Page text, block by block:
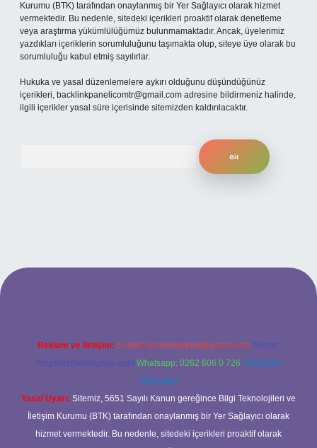
Kurumu (BTK) tarafından onaylanmış bir Yer Sağlayıcı olarak hizmet
vermektedir. Bu nedenle, sitedeki içerikleri proaktif olarak denetleme
veya araştırma yükümlülüğümüz bulunmamaktadır. Ancak, üyelerimiz
yazdıkları içeriklerin sorumluluğunu taşımakta olup, siteye üye olarak bu
sorumluluğu kabul etmiş sayılırlar.
Hukuka ve yasal düzenlemelere aykırı olduğunu düşündüğünüz
içerikleri, backlinkpanelicomtr@gmail.com adresine bildirmeniz halinde,
ilgili içerikler yasal süre içerisinde sitemizden kaldırılacaktır.
sitesi
Reklam ve İletişim: E-mail: backlinkpaneli@gmail.com Teams:
forumhizmeti@gmail.com Whatsapp: 0262 606 0 726 Telegram:
@karabul
Yasal Uyarı: Sitemiz, 5651 Sayılı Kanun gereğince Bilgi Teknolojileri ve
İletişim Kurumu (BTK) tarafından onaylanmış bir Yer Sağlayıcı olarak
hizmet vermektedir. Bu nedenle, sitedeki içerikleri proaktif olarak